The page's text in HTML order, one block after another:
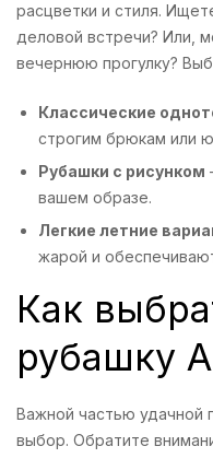
расцветки и стиля.
деловой встречи? Или,
вечернюю прогулку?
Классические
строгим брюкам или
Рубашки с рисунком
вашем образе.
Легкие летние
жарой и
Как
рубашку
Важной частью удачной
выбор. Обратите